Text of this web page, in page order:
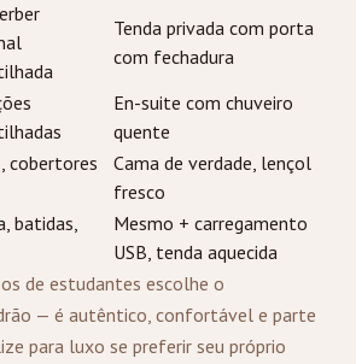
Tenda privada com porta
com fechadura
En-suite com chuveiro
quente
cobertores
Cama de verdade, lençol
fresco
batidas,
Mesmo + carregamento
USB, tenda aquecida
de estudantes escolhe o
— é autêntico, confortável e parte
para luxo se preferir seu próprio